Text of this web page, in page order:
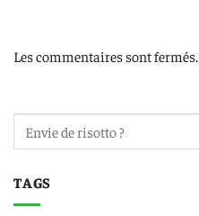
Les commentaires sont fermés.
TAGS